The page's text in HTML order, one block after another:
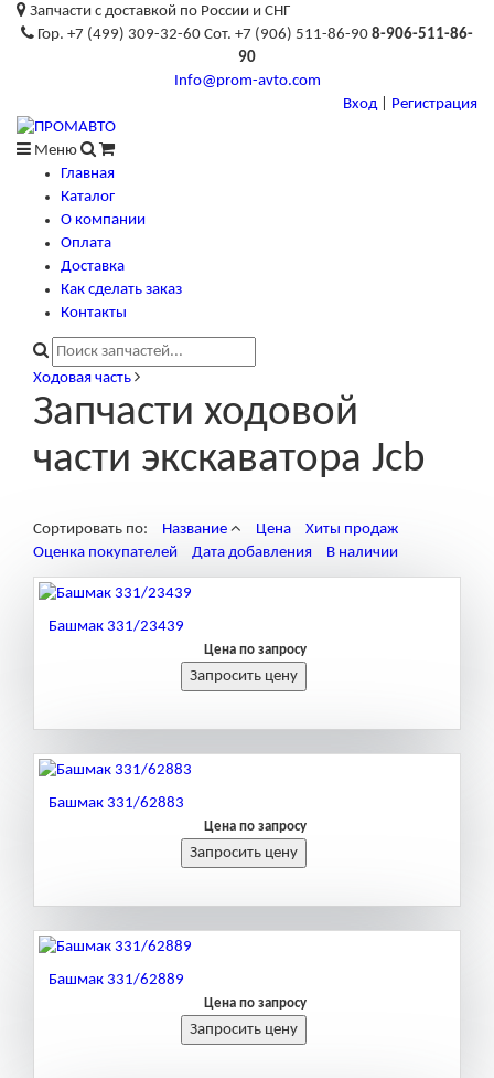
Запчасти с доставкой по России и СНГ
Гор. +7 (499) 309-32-60 Сот. +7 (906) 511-86-90 8-906-511-86-
90
Info@prom-avto.com
Вход
Регистрация
Меню
Главная
Каталог
О компании
Оплата
Доставка
Как сделать заказ
Контакты
Ходовая часть
Запчасти ходовой
части экскаватора Jcb
Сортировать по: Название Цена
Хиты продаж
Оценка покупателей
Дата добавления В наличии
Башмак 331/23439
Цена по запросу
Башмак 331/62883
Цена по запросу
Башмак 331/62889
Цена по запросу